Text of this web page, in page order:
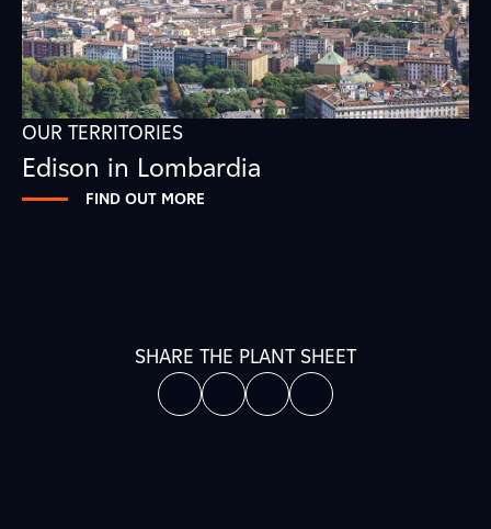
OUR TERRITORIES
Edison in Lombardia
FIND OUT MORE
SHARE THE PLANT SHEET